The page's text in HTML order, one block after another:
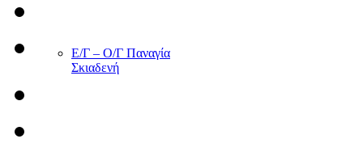
Ε/Γ – Ο/Γ Παναγία
Σκιαδενή